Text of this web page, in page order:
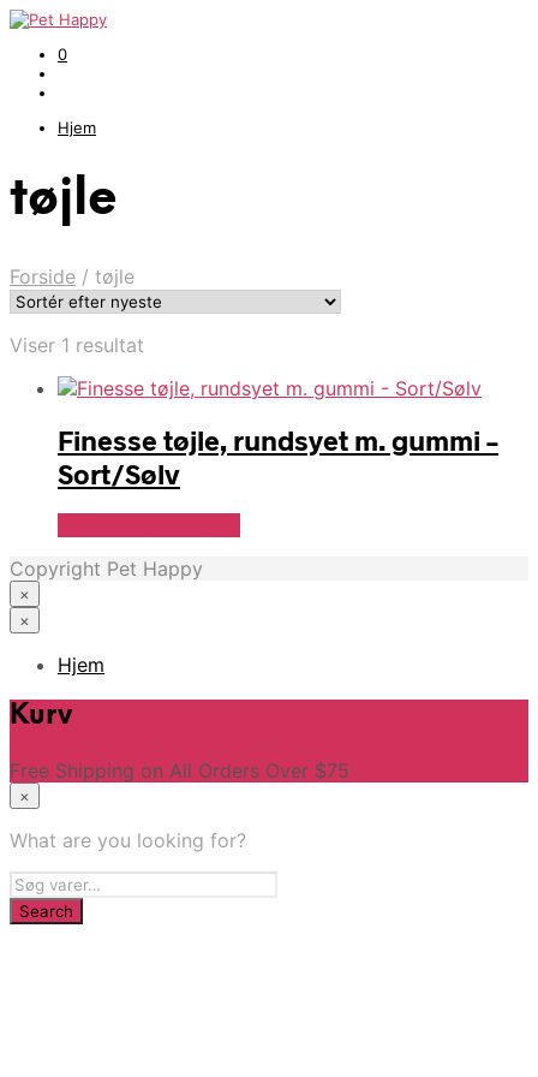
0
Hjem
tøjle
Forside / tøjle
Viser 1 resultat
Finesse tøjle, rundsyet m. gummi –
Sort/Sølv
Copyright Pet Happy
×
×
Hjem
Kurv
Free Shipping on All Orders Over $75
×
What are you looking for?